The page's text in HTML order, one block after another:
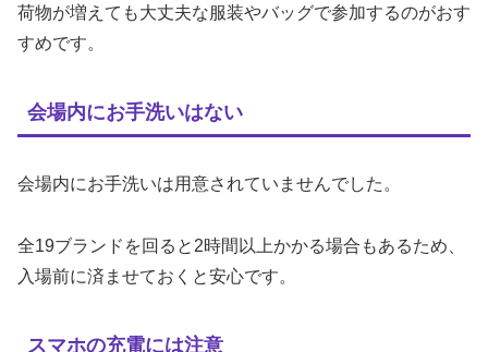
荷物が増えても大丈夫な服装やバッグで参加するのがおす
すめです。
会場内にお手洗いはない
会場内にお手洗いは用意されていませんでした。
全19ブランドを回ると2時間以上かかる場合もあるため、
入場前に済ませておくと安心です。
スマホの充電には注意